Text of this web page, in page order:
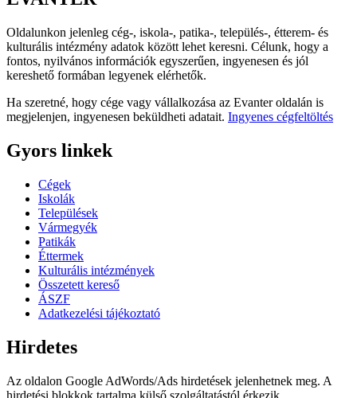
Oldalunkon jelenleg cég-, iskola-, patika-, település-, étterem- és
kulturális intézmény adatok között lehet keresni. Célunk, hogy a
fontos, nyilvános információk egyszerűen, ingyenesen és jól
kereshető formában legyenek elérhetők.
Ha szeretné, hogy cége vagy vállalkozása az Evanter oldalán is
megjelenjen, ingyenesen beküldheti adatait. Ingyenes cégfeltöltés
Gyors linkek
Cégek
Iskolák
Települések
Vármegyék
Patikák
Éttermek
Kulturális intézmények
Összetett kereső
ÁSZF
Adatkezelési tájékoztató
Hirdetes
Az oldalon Google AdWords/Ads hirdetések jelenhetnek meg. A
hirdetési blokkok tartalma külső szolgáltatástól érkezik.